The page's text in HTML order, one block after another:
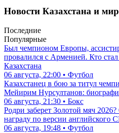
Новости Казахстана и
Последние
Популярные
Был чемпионом Европы,
провалился с Арменией. Кто
Казахстана
06 августа, 22:00 • Футбол
Казахстанец в бою за титул
Мейирим Нурсултанов:
06 августа, 21:30 • Бокс
Родри заберет Золотой мяч
награду по версии английского
06 августа, 19:48 • Футбол